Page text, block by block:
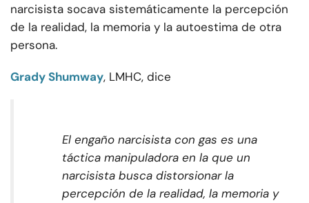
narcisista socava sistemáticamente la percepción
de la realidad, la memoria y la autoestima de otra
persona.
Grady Shumway, LMHC, dice
El engaño narcisista con gas es una
táctica manipuladora en la que un
narcisista busca distorsionar la
percepción de la realidad, la memoria y